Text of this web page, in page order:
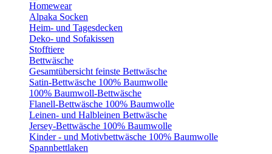
Homewear
Alpaka Socken
Heim- und Tagesdecken
Deko- und Sofakissen
Stofftiere
Bettwäsche
Gesamtübersicht feinste Bettwäsche
Satin-Bettwäsche 100% Baumwolle
100% Baumwoll-Bettwäsche
Flanell-Bettwäsche 100% Baumwolle
Leinen- und Halbleinen Bettwäsche
Jersey-Bettwäsche 100% Baumwolle
Kinder - und Motivbettwäsche 100% Baumwolle
Spannbettlaken